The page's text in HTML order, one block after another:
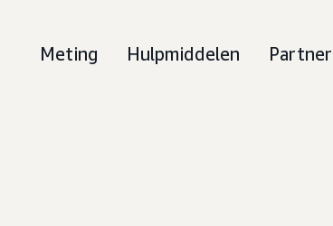
Meting Hulpmiddelen